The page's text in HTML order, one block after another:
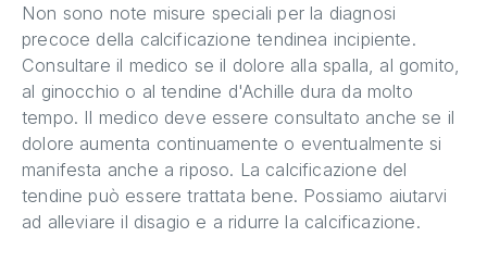
Non sono note misure speciali per la diagnosi
precoce della calcificazione tendinea incipiente.
Consultare il medico se il dolore alla spalla, al gomito,
al ginocchio o al tendine d'Achille dura da molto
tempo. Il medico deve essere consultato anche se il
dolore aumenta continuamente o eventualmente si
manifesta anche a riposo. La calcificazione del
tendine può essere trattata bene. Possiamo aiutarvi
ad alleviare il disagio e a ridurre la calcificazione.